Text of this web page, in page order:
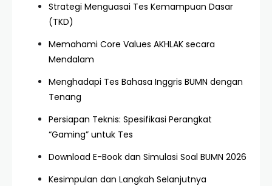
Strategi Menguasai Tes Kemampuan Dasar
(TKD)
Memahami Core Values AKHLAK secara
Mendalam
Menghadapi Tes Bahasa Inggris BUMN dengan
Tenang
Persiapan Teknis: Spesifikasi Perangkat
“Gaming” untuk Tes
Download E-Book dan Simulasi Soal BUMN 2026
Kesimpulan dan Langkah Selanjutnya